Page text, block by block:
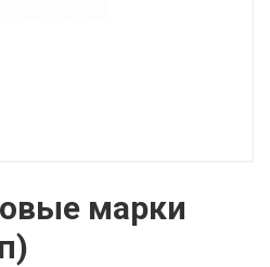
марки